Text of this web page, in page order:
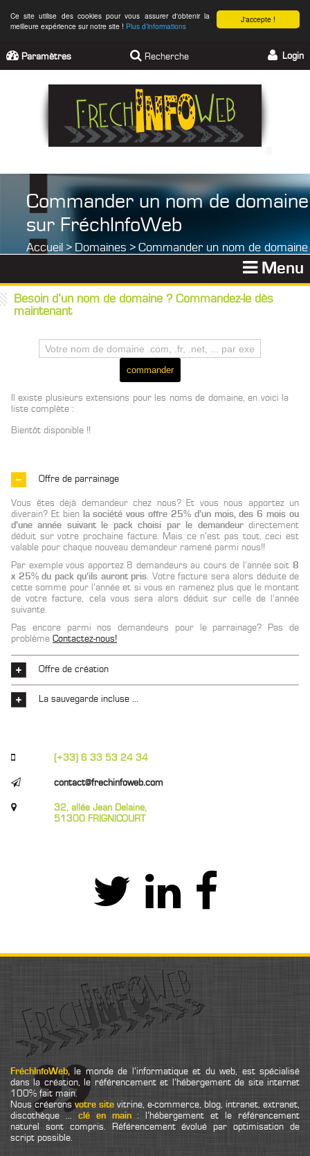
J'accepte !
Ce site utilise des cookies pour vous assurer d'obtenir la
meilleure expérience sur notre site ! Plus d’informations
Paramètres Recherche Login
Commander un nom de domaine
sur FréchInfoWeb
Accueil > Domaines >Commander un nom de domaine
Menu
Besoin d’un nom de domaine ? Commandez-le dès
maintenant
Il existe plusieurs extensions pour les noms de domaine, en voici la
liste complète :
Bientôt disponible !!
Offre de parrainage
Vous êtes déjà demandeur chez nous? Et vous nous apportez un
diverain? Et bien la société vous offre 25% d’un mois, des 6 mois ou
d’une année suivant le pack choisi par le demandeurdirectement
déduit sur votre prochaine facture. Mais ce n’est pas tout, ceci est
valable pour chaque nouveau demandeur ramené parmi nous!!
Par exemple vous apportez 8 demandeurs au cours de l’année soit 8
x 25% du pack qu’ils auront pris. Votre facture sera alors déduite de
cette somme pour l’année et si vous en ramenez plus que le montant
de votre facture, cela vous sera alors déduit sur celle de l’année
suivante.
Pas encore parmi nos demandeurs pour le parrainage? Pas de
problème Contactez-nous!
Offre de création
La sauvegarde incluse ...
(+33) 6 33 53 24 34
contact@frechinfoweb.com
32, allée Jean Delaine,
51300 FRIGNICOURT
FréchInfoWeb, le monde de l’informatique et du web, est spécialisé
dans la création, le référencement et l’hébergement de site internet
100% fait main.
Nous créerons votre site vitrine, e-commerce, blog, intranet, extranet,
discothèque ... clé en main: l’hébergement et le référencement
naturel sont compris. Référencement évolué par optimisation de
script possible.